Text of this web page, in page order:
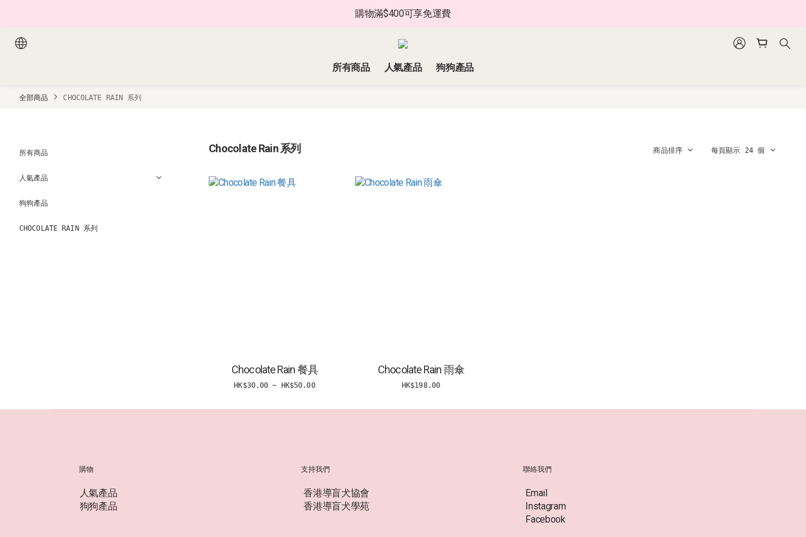
購物滿$400可享免運費
所有商品 人氣產品 狗狗產品
全部商品 CHOCOLATE RAIN 系列
所有商品
人氣產品
狗狗產品
CHOCOLATE RAIN 系列
Chocolate Rain 系列 商品排序 每頁顯示 24 個
Chocolate Rain 餐具
HK$30.00 ~ HK$50.00
Chocolate Rain 雨傘
HK$198.00
購物
人氣產品
狗狗產品
支持我們
香港導盲犬協會
香港導盲犬學苑
聯絡我們
Email
Instagram
Facebook